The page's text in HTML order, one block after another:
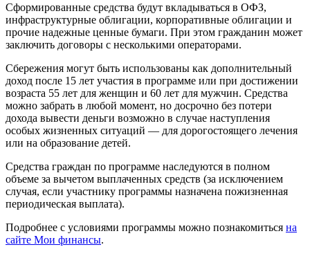
Сформированные средства будут вкладываться в ОФЗ,
инфраструктурные облигации, корпоративные облигации и
прочие надежные ценные бумаги. При этом гражданин может
заключить договоры с несколькими операторами.
Сбережения могут быть использованы как дополнительный
доход после 15 лет участия в программе или при достижении
возраста 55 лет для женщин и 60 лет для мужчин. Средства
можно забрать в любой момент, но досрочно без потери
дохода вывести деньги возможно в случае наступления
особых жизненных ситуаций — для дорогостоящего лечения
или на образование детей.
Средства граждан по программе наследуются в полном
объеме за вычетом выплаченных средств (за исключением
случая, если участнику программы назначена пожизненная
периодическая выплата).
Подробнее с условиями программы можно познакомиться на
сайте Мои финансы.